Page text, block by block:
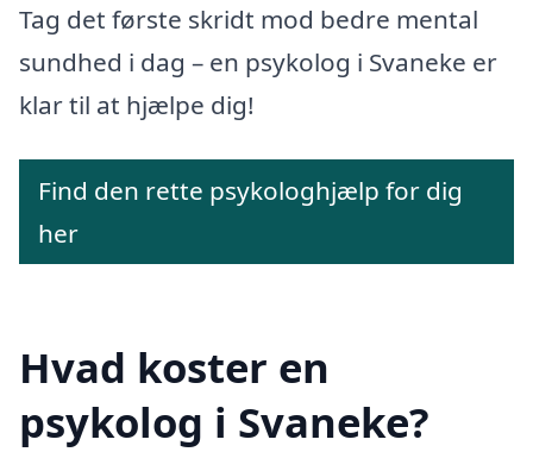
Tag det første skridt mod bedre mental
sundhed i dag – en psykolog i Svaneke er
klar til at hjælpe dig!
Find den rette psykologhjælp for dig
her
Hvad koster en
psykolog i Svaneke?